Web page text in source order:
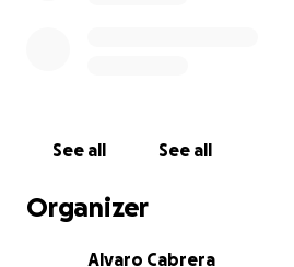
See all See all
Organizer
Alvaro Cabrera